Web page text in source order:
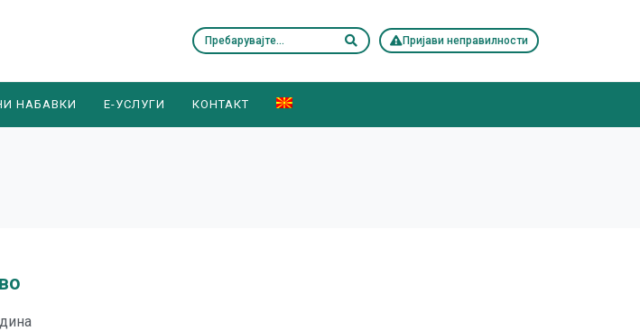
Пријави неправилности
НАБАВКИ E-УСЛУГИ КОНТАКТ